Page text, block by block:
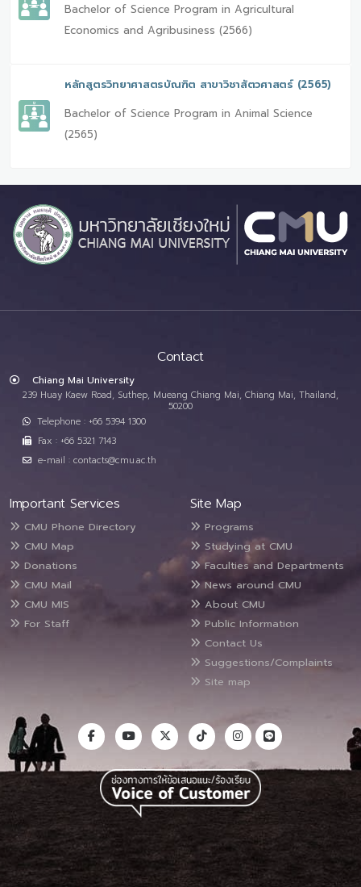
Bachelor of Science Program in Agricultural
Economics and Agribusiness (2566)
หลักสูตรวิทยาศาสตรบัณฑิต สาขาวิชาสัตวศาสตร์ (2565)
Bachelor of Science Program in Animal Science
(2565)
Contact
Chiang Mai University
239 Huay Kaew Road, Suthep, Mueang Chiang Mai, Chiang Mai, Thailand,
50200
Telephone : +66 5394 1300
Fax : +66 5321 7143
e-mail : contacts@cmu.ac.th
Important Services
CMU Phone Directory
CMU Map
Donations
CMU Mail
CMU MIS
For Staff
Site Map
Programs
Studying at CMU
Faculties and Departments
News around CMU
About CMU
Public Information
Contact Us
Suggestions/Complaints
Site map